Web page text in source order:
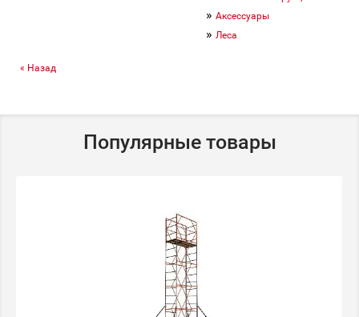
» Аксессуары
» Леса
« Назад
Популярные товары